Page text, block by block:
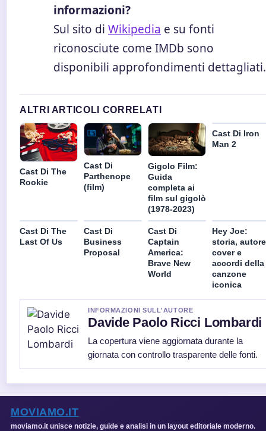
informazioni?
Sul sito di Wikipedia e su fonti
riconosciute come IMDb sono
disponibili approfondimenti dettagliati.
ALTRI ARTICOLI CORRELATI
Cast Di The
Rookie
Cast Di
Parthenope
(film)
Gigolo Film:
Guida
completa ai
film sul gigolò
(1978-2023)
Cast Di Iron
Man 2
Cast Di The
Last Of Us
Cast Di
Business
Proposal
Cast Di
Captain
America:
Brave New
World
Hey Joe:
storia,
cover e
accordi della
canzone
iconica
INFORMAZIONI SULL'AUTORE
Davide Paolo Ricci Lombardi
La copertura viene aggiornata durante la
giornata con controllo trasparente delle fonti.
MOVIAMO.IT
moviamo.it unisce notizie, guide e analisi in un layout editoriale moderno.